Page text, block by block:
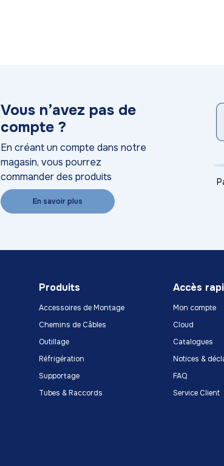
Vous n’avez pas de
compte ?
En créant un compte dans notre
magasin, vous pourrez
commander des produits
En savoir plus
Produits
Accessoires de Montage
Chemins de Câbles
Outillage
Réfrigération
Supportage
Tubes & Raccords
Accès
Mon compte
Cloud
Catalogues
Notices &
FAQ
Service Client